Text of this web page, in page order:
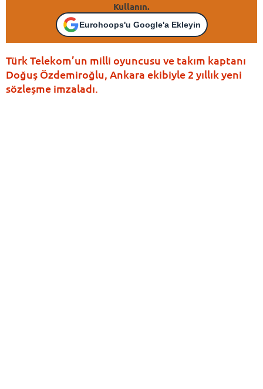
Kullanın.
Eurohoops'u Google'a Ekleyin
Türk Telekom’un milli oyuncusu ve takım kaptanı
Doğuş Özdemiroğlu, Ankara ekibiyle 2 yıllık yeni
sözleşme imzaladı.